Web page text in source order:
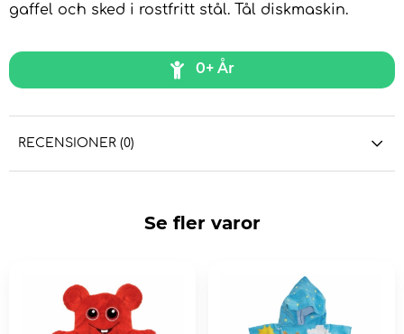
gaffel och sked i rostfritt stål. Tål diskmaskin.
0+ År
RECENSIONER (0)
Se fler varor